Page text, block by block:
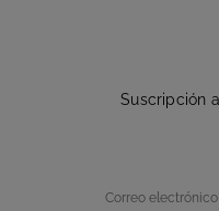
Suscripción
Correo electrónico